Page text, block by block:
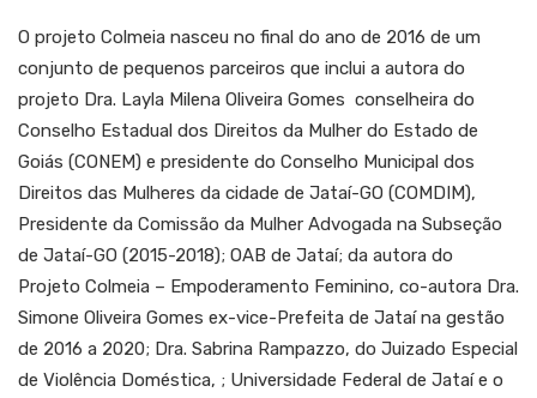
O projeto Colmeia nasceu no final do ano de 2016 de um
conjunto de pequenos parceiros que inclui a autora do
projeto Dra. Layla Milena Oliveira Gomes conselheira do
Conselho Estadual dos Direitos da Mulher do Estado de
Goiás (CONEM) e presidente do Conselho Municipal dos
Direitos das Mulheres da cidade de Jataí-GO (COMDIM),
Presidente da Comissão da Mulher Advogada na Subseção
de Jataí-GO (2015-2018); OAB de Jataí; da autora do
Projeto Colmeia – Empoderamento Feminino, co-autora Dra.
Simone Oliveira Gomes ex-vice-Prefeita de Jataí na gestão
de 2016 a 2020; Dra. Sabrina Rampazzo, do Juizado Especial
de Violência Doméstica, ; Universidade Federal de Jataí e o